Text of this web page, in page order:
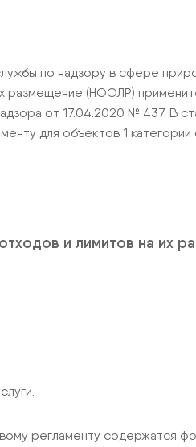
по надзору в сфере
размещение (НООЛР)
от 17.04.2020 № 437. В
для объектов 1 категории
и лимитов на их
регламенту содержатся